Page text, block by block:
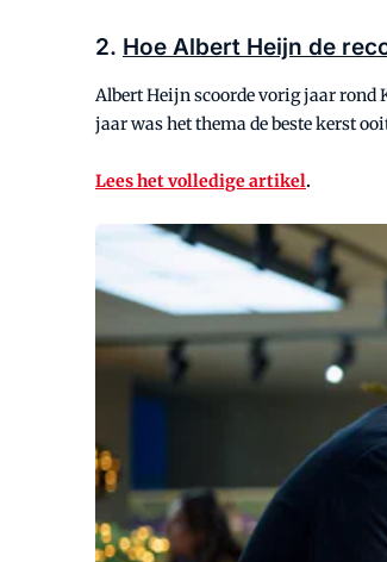
2. Hoe Albert Heijn de
Albert Heijn scoorde vorig jaar rond
jaar was het thema de beste kerst
Lees het volledige artikel.